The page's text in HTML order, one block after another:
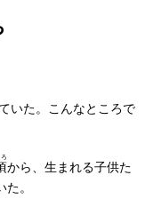
いた。こんなところで
ろ
から、生まれる子供た
。